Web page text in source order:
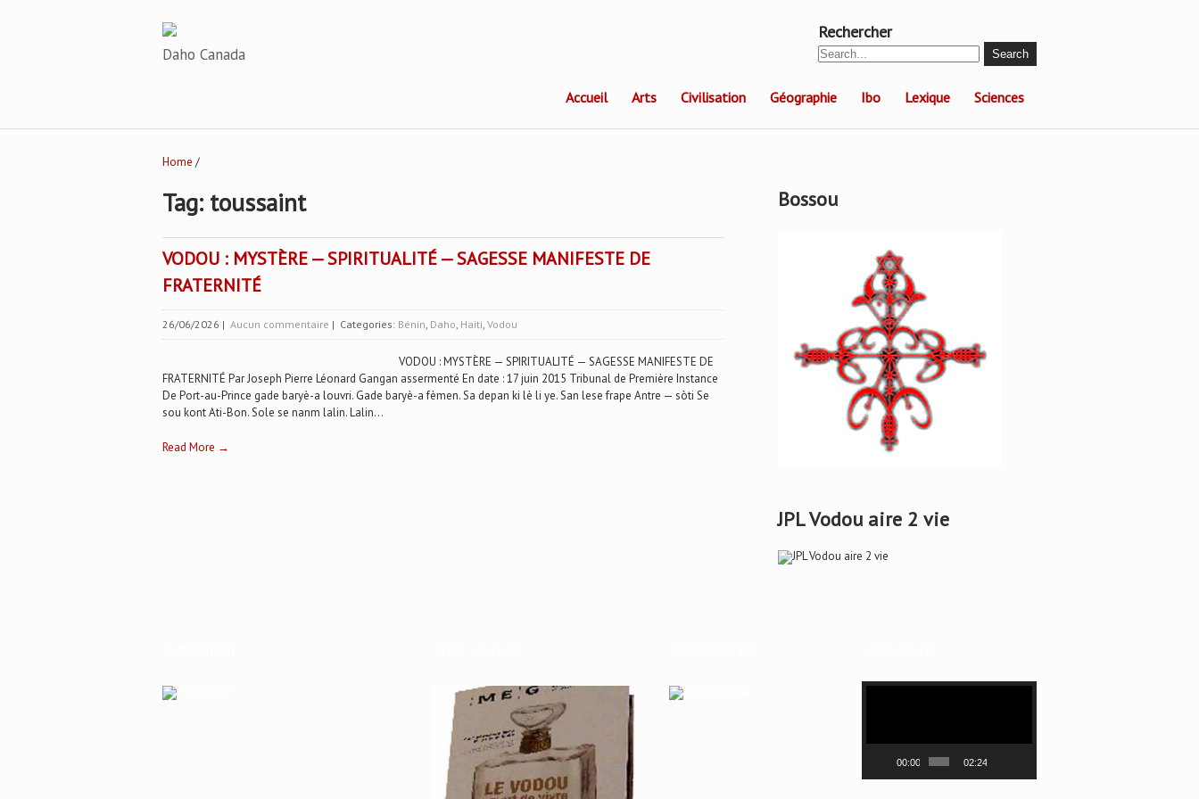
Daho Canada
Rechercher
Accueil Arts Civilisation Géographie Ibo Lexique Sciences
Home /
Tag: toussaint
VODOU : MYSTÈRE — SPIRITUALITÉ — SAGESSE MANIFESTE DE
FRATERNITÉ
26/06/2026 | Aucun commentaire | Categories: Bénin, Daho, Haiti, Vodou
VODOU : MYSTÈRE — SPIRITUALITÉ — SAGESSE MANIFESTE DE
FRATERNITÉ Par Joseph Pierre Léonard Gangan assermenté En date : 17 juin 2015 Tribunal de Première Instance
De Port-au-Prince gade baryè-a louvri. Gade baryè-a fèmen. Sa depan ki lè li ye. San lese frape Antre — sòti Se
sou kont Ati-Bon. Sole se nanm lalin. Lalin...
Read More →
Bossou
JPL Vodou aire 2 vie
Lecteur
00:00 02:24